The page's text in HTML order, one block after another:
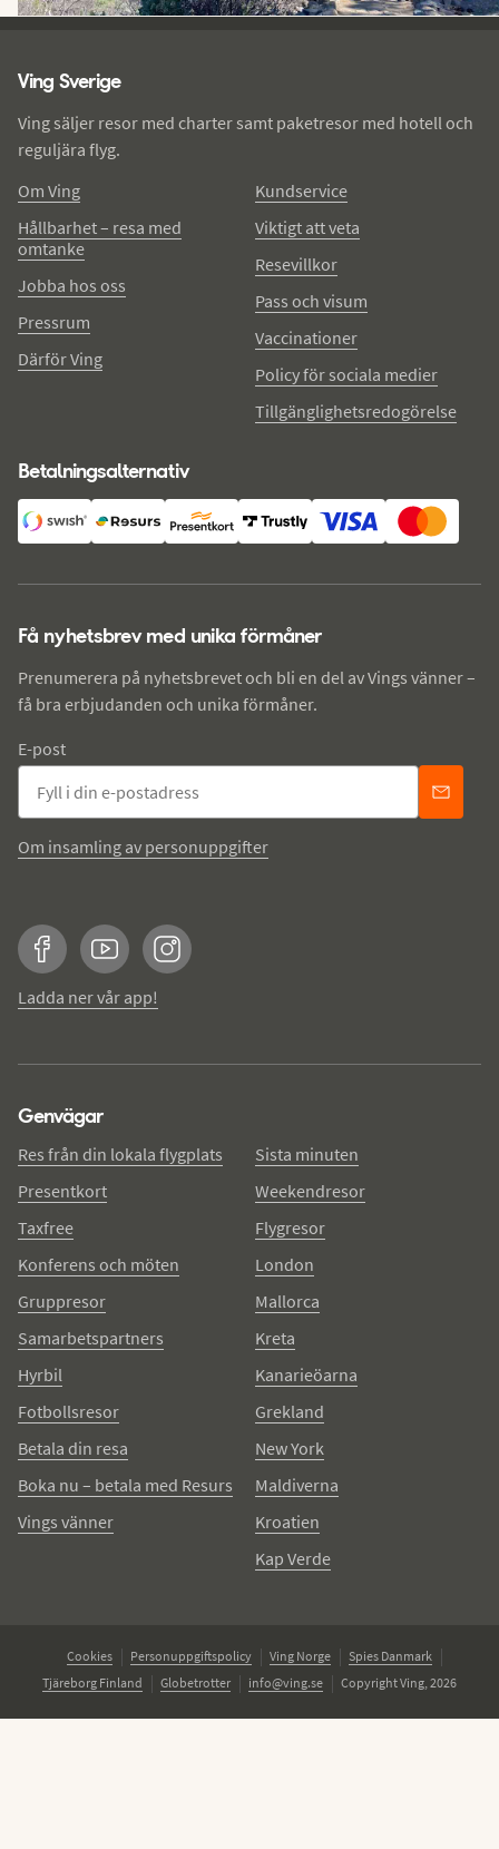
Ving Sverige
Ving säljer resor med charter samt paketresor med hotell och
reguljära flyg.
Om Ving
Hållbarhet – resa med
omtanke
Jobba hos oss
Pressrum
Därför Ving
Kundservice
Viktigt att veta
Resevillkor
Pass och visum
Vaccinationer
Policy för sociala medier
Tillgänglighetsredogörelse
Betalningsalternativ
Få nyhetsbrev med unika förmåner
Prenumerera på nyhetsbrevet och bli en del av Vings vänner –
få bra erbjudanden och unika förmåner.
E-post
Om insamling av personuppgifter
FacebookYouTubeInstagram
Ladda ner vår app!
Genvägar
Res från din lokala flygplats
Presentkort
Taxfree
Konferens och möten
Gruppresor
Samarbetspartners
Hyrbil
Fotbollsresor
Betala din resa
Boka nu – betala med Resurs
Vings vänner
Sista minuten
Weekendresor
Flygresor
London
Mallorca
Kreta
Kanarieöarna
Grekland
New York
Maldiverna
Kroatien
Kap Verde
Cookies Personuppgiftspolicy Ving Norge
Spies Danmark
Tjäreborg Finland
Globetrotter info@ving.se Copyright Ving, 2026